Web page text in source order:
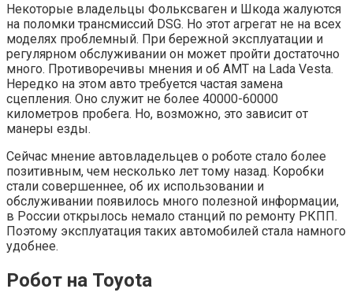
Некоторые владельцы Фольксваген и Шкода жалуются
на поломки трансмиссий DSG. Но этот агрегат не на всех
моделях проблемный. При бережной эксплуатации и
регулярном обслуживании он может пройти достаточно
много. Противоречивы мнения и об АМТ на Lada Vesta.
Нередко на этом авто требуется частая замена
сцепления. Оно служит не более 40000-60000
километров пробега. Но, возможно, это зависит от
манеры езды.
Сейчас мнение автовладельцев о роботе стало более
позитивным, чем несколько лет тому назад. Коробки
стали совершеннее, об их использовании и
обслуживании появилось много полезной информации,
в России открылось немало станций по ремонту РКПП.
Поэтому эксплуатация таких автомобилей стала намного
удобнее.
Робот на Toyota